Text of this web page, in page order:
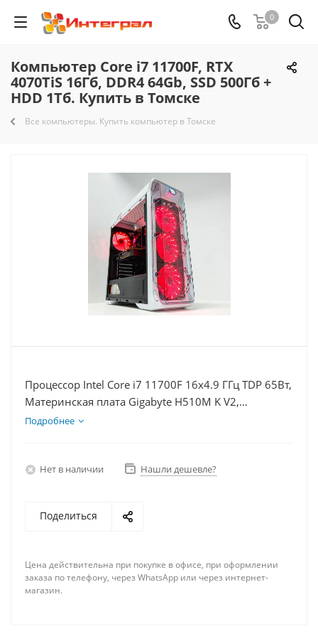
0
Компьютер Core i7 11700F, RTX
4070TiS 16Гб, DDR4 64Gb, SSD 500Гб +
HDD 1Тб. Купить в Томске
Все компьютеры. Купить компьютер в Томске
Процессор Intel Core i7 11700F 16x4.9 ГГц TDP 65Вт,
Материнская плата Gigabyte H510M K V2,
Видеокарта RTX 4070TiS 16Гб, Память DDR4 64Gb,
Подробнее
Нет в наличии Нашли дешевле?
Поделиться
Цена действительна при покупке в офисе, при оформлении
заказа по телефону, через WhatsApp или через интернет-
магазин.